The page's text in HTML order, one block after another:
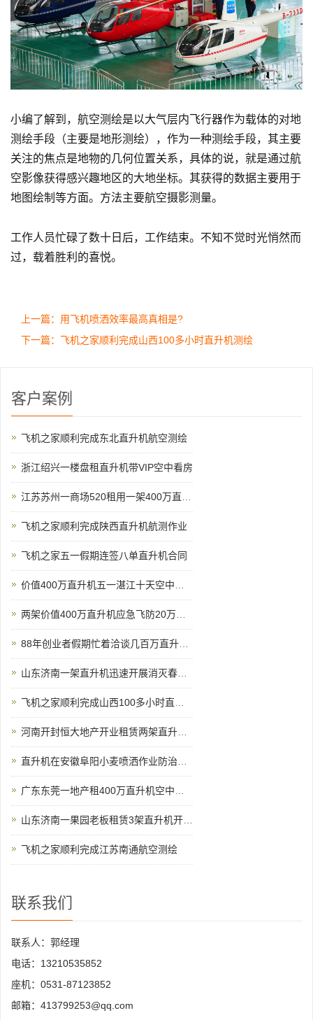
小编了解到，航空测绘是以大气层内飞行器作为载体的对地
测绘手段（主要是地形测绘），作为一种测绘手段，其主要
关注的焦点是地物的几何位置关系，具体的说，就是通过航
空影像获得感兴趣地区的大地坐标。其获得的数据主要用于
地图绘制等方面。方法主要航空摄影测量。
工作人员忙碌了数十日后，工作结束。不知不觉时光悄然而
过，载着胜利的喜悦。
上一篇：用飞机喷洒效率最高真相是?
下一篇：飞机之家顺利完成山西100多小时直升机测绘
客户案例
飞机之家顺利完成东北直升机航空测绘
浙江绍兴一楼盘租直升机带VIP空中看房
江苏苏州一商场520租用一架400万直升机
飞机之家顺利完成陕西直升机航测作业
飞机之家五一假期连签八单直升机合同
价值400万直升机五一湛江十天空中看花海
两架价值400万直升机应急飞防20万亩小麦赤霉病
88年创业者假期忙着洽谈几百万直升机生意
山东济南一架直升机迅速开展消灭春尺蠖行动
飞机之家顺利完成山西100多小时直升机测绘
河南开封恒大地产开业租赁两架直升机空中看房
直升机在安徽阜阳小麦喷洒作业防治赤霉病
广东东莞一地产租400万直升机空中看房
山东济南一果园老板租赁3架直升机开业庆典
飞机之家顺利完成江苏南通航空测绘
联系我们
联系人：郭经理
电话：13210535852
座机：0531-87123852
邮箱：413799253@qq.com